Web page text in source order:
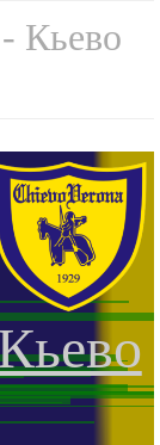
Кьево
2010